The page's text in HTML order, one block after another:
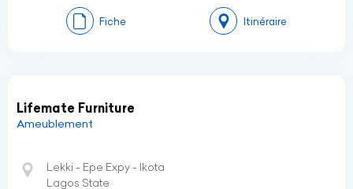
Fiche Itinéraire
Lifemate Furniture
Ameublement
Lekki - Epe Expy - Ikota
Lagos State